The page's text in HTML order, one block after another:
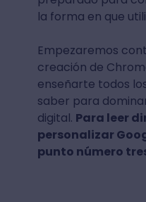
la forma en que
Empezaremos
creación de
enseñarte todos
saber para
digital. Para leer
personalizar
punto número